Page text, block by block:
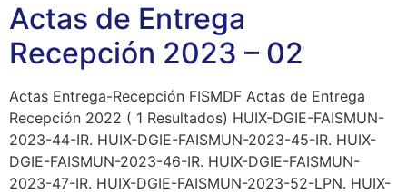
Actas de Entrega
Recepción 2023 – 02
Actas Entrega-Recepción FISMDF Actas de Entrega
Recepción 2022 ( 1 Resultados) HUIX-DGIE-FAISMUN-
2023-44-IR. HUIX-DGIE-FAISMUN-2023-45-IR. HUIX-
DGIE-FAISMUN-2023-46-IR. HUIX-DGIE-FAISMUN-
2023-47-IR. HUIX-DGIE-FAISMUN-2023-52-LPN. HUIX-